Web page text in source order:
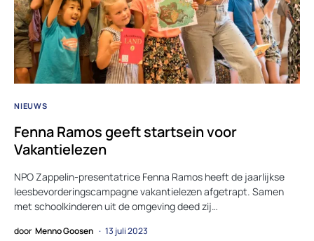
NIEUWS
Fenna Ramos geeft startsein voor
Vakantielezen
NPO Zappelin-presentatrice Fenna Ramos heeft de jaarlijkse
leesbevorderingscampagne vakantielezen afgetrapt. Samen
met schoolkinderen uit de omgeving deed zij…
door Menno Goosen 13 juli 2023